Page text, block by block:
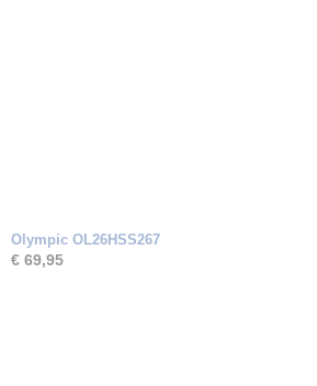
Olympic OL26HSS267
€ 69,95